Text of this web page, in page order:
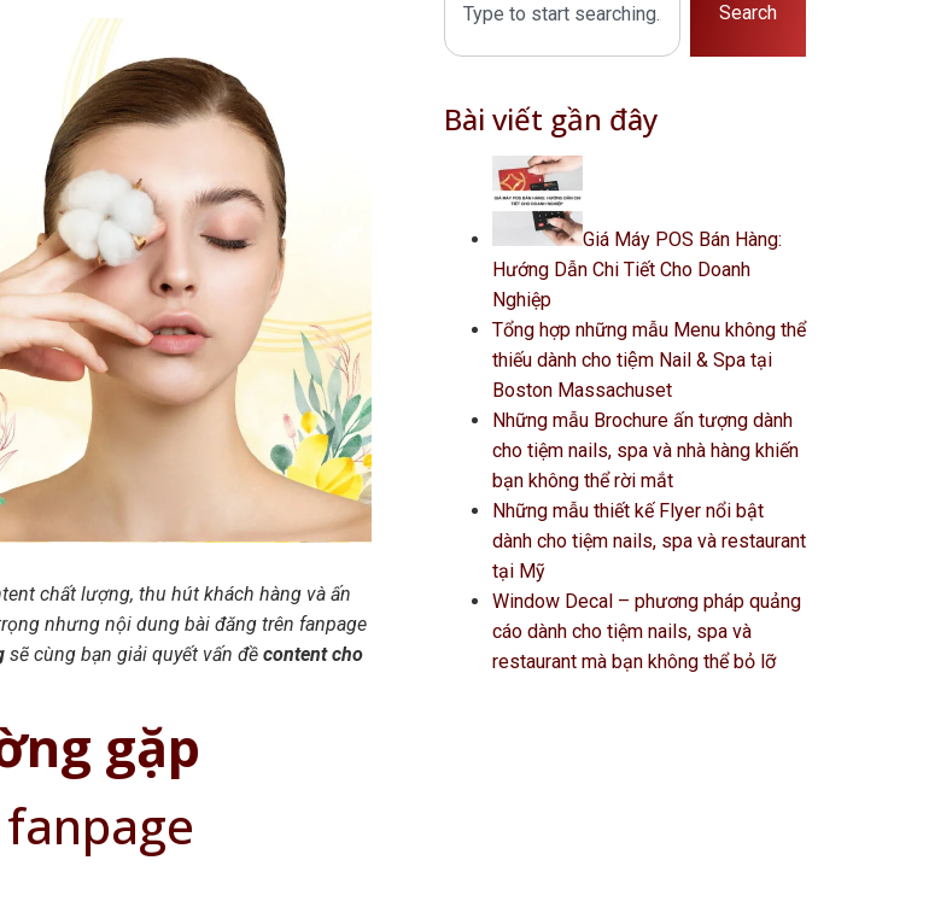
chất lượng, thu hút khách hàng và ấn
nhưng nội dung bài đăng trên fanpage
sẽ cùng bạn giải quyết vấn đề content cho
gặp
Search
Bài viết gần đây
Giá Máy POS Bán Hàng:
Hướng Dẫn Chi Tiết Cho Doanh
Nghiệp
Tổng hợp những mẫu Menu không thể
thiếu dành cho tiệm Nail & Spa tại
Boston Massachuset
Những mẫu Brochure ấn tượng dành
cho tiệm nails, spa và nhà hàng khiến
bạn không thể rời mắt
Những mẫu thiết kế Flyer nổi bật
dành cho tiệm nails, spa và restaurant
tại Mỹ
Window Decal – phương pháp quảng
cáo dành cho tiệm nails, spa và
restaurant mà bạn không thể bỏ lỡ